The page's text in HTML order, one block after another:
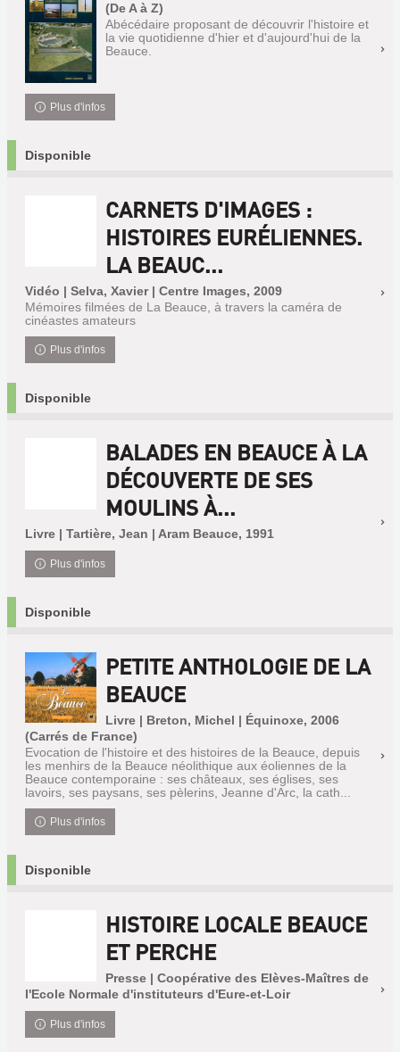
(De A à Z)
Abécédaire proposant de découvrir l'histoire et
la vie quotidienne d'hier et d'aujourd'hui de la
Beauce.
Plus d'infos
Disponible
CARNETS D'IMAGES :
HISTOIRES EURÉLIENNES.
LA BEAUC...
Vidéo | Selva, Xavier | Centre Images, 2009
Mémoires filmées de La Beauce, à travers la caméra de
cinéastes amateurs
Plus d'infos
Disponible
BALADES EN BEAUCE À LA
DÉCOUVERTE DE SES
MOULINS À...
Livre | Tartière, Jean | Aram Beauce, 1991
Plus d'infos
Disponible
PETITE ANTHOLOGIE DE LA
BEAUCE
Livre | Breton, Michel | Équinoxe, 2006
(Carrés de France)
Evocation de l'histoire et des histoires de la Beauce, depuis
les menhirs de la Beauce néolithique aux éoliennes de la
Beauce contemporaine : ses châteaux, ses églises, ses
lavoirs, ses paysans, ses pèlerins, Jeanne d'Arc, la cath...
Plus d'infos
Disponible
HISTOIRE LOCALE BEAUCE
ET PERCHE
Presse | Coopérative des Elèves-Maîtres de
l'Ecole Normale d'instituteurs d'Eure-et-Loir
Plus d'infos